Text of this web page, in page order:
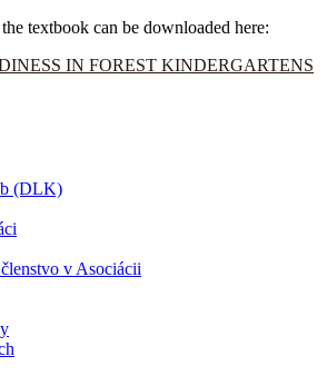
textbook can be downloaded here:
IN FOREST KINDERGARTENS
(DLK)
v Asociácii